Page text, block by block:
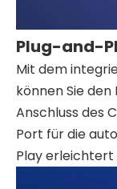
Plug-and-
Mit dem
können Sie den
Anschluss des
Port für die
Play